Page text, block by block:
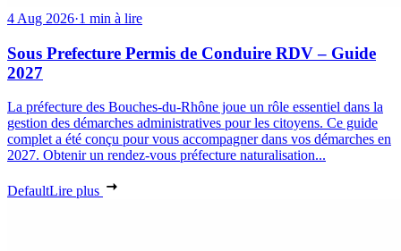
4 Aug 2026·1 min à lire
Sous Prefecture Permis de Conduire RDV – Guide
2027
La préfecture des Bouches-du-Rhône joue un rôle essentiel dans la
gestion des démarches administratives pour les citoyens. Ce guide
complet a été conçu pour vous accompagner dans vos démarches en
2027. Obtenir un rendez-vous préfecture naturalisation...
DefaultLire plus